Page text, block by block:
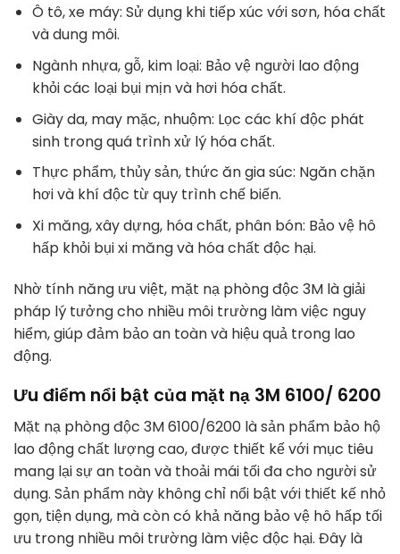
Ô tô, xe máy: Sử dụng khi tiếp xúc với sơn, hóa chất
và dung môi.
Ngành nhựa, gỗ, kim loại: Bảo vệ người lao động
khỏi các loại bụi mịn và hơi hóa chất.
Giày da, may mặc, nhuộm: Lọc các khí độc phát
sinh trong quá trình xử lý hóa chất.
Thực phẩm, thủy sản, thức ăn gia súc: Ngăn chặn
hơi và khí độc từ quy trình chế biến.
Xi măng, xây dựng, hóa chất, phân bón: Bảo vệ hô
hấp khỏi bụi xi măng và hóa chất độc hại.
Nhờ tính năng ưu việt, mặt nạ phòng độc 3M là giải
pháp lý tưởng cho nhiều môi trường làm việc nguy
hiểm, giúp đảm bảo an toàn và hiệu quả trong lao
động.
Ưu điểm nổi bật của mặt nạ 3M 6100/ 6200
Mặt nạ phòng độc 3M 6100/6200 là sản phẩm bảo hộ
lao động chất lượng cao, được thiết kế với mục tiêu
mang lại sự an toàn và thoải mái tối đa cho người sử
dụng. Sản phẩm này không chỉ nổi bật với thiết kế nhỏ
gọn, tiện dụng, mà còn có khả năng bảo vệ hô hấp tối
ưu trong nhiều môi trường làm việc độc hại. Đây là